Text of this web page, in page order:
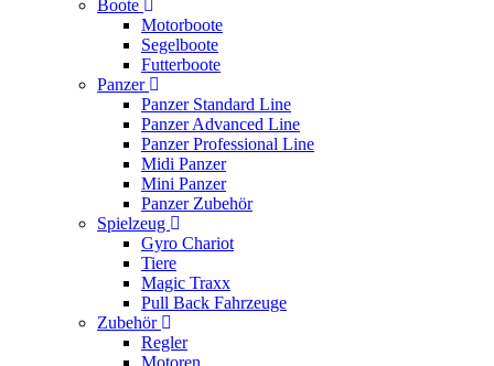
Boote
Motorboote
Segelboote
Futterboote
Panzer
Panzer Standard Line
Panzer Advanced Line
Panzer Professional Line
Midi Panzer
Mini Panzer
Panzer Zubehör
Spielzeug
Gyro Chariot
Tiere
Magic Traxx
Pull Back Fahrzeuge
Zubehör
Regler
Motoren